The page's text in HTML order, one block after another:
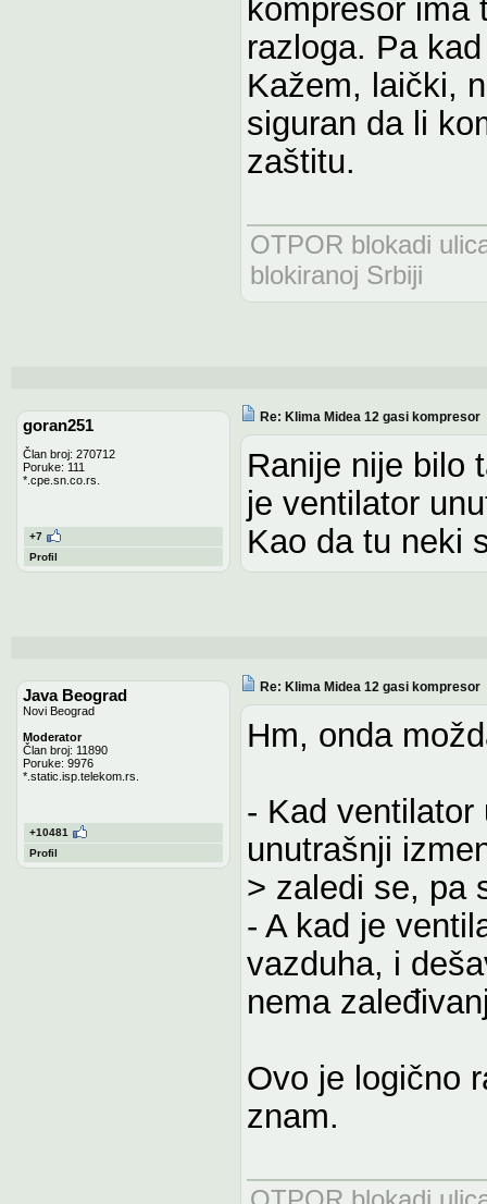
kompresor ima
razloga. Pa
Kažem, laički,
siguran da li
zaštitu.
OTPOR blokadi
blokiranoj Srbiji
goran251
Član broj: 270712
Poruke: 111
*.cpe.sn.co.rs.
+7
Profil
Re: Klima Midea 12 gasi kompresor
Ranije nije bilo
je ventilator
Kao da tu neki
Java Beograd
Novi Beograd
Moderator
Član broj: 11890
Poruke: 9976
*.static.isp.telekom.rs.
+10481
Profil
Re: Klima Midea 12 gasi kompresor
Hm, onda
- Kad ventilator
unutrašnji
> zaledi se, pa
- A kad je
vazduha, i
nema
Ovo je logično
znam.